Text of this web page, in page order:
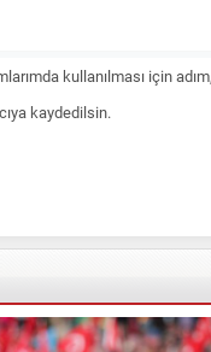
kullanılması için
kaydedilsin.